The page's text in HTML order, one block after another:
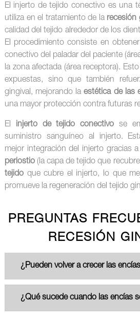
El injerto de tejido conectivo es una
utiliza en el tratamiento de la recesión
calidad del tejido alrededor de los
El procedimiento consiste en
conectivo del paladar del paciente
la zona afectada (área receptora).
expuestas, sino que también
gingival, mejorando laestética de las
una mayor protección contra futuras
El injerto de tejido conectivo se
suministro sanguíneo al injerto.
mejor integración del injerto gracias
periostio(la capa de tejido que
tejidoque cubre el injerto, lo que
promueve la regeneración del tejido
PREGUNTAS
RECESIÓN
¿Pueden volver a crecer las
¿Qué sucede cuando las encías